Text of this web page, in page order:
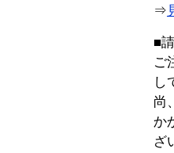
⇒
■
ご
し
尚
か
ざ